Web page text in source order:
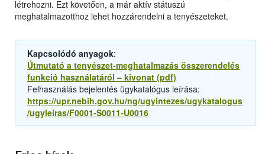
létrehozni. Ezt követően, a már aktív státuszú
meghatalmazotthoz lehet hozzárendelni a tenyészeteket.
Kapcsolódó anyagok:
Útmutató a tenyészet-meghatalmazás összerendelés
funkció használatáról – kivonat (pdf)
Felhasználás bejelentés ügykatalógus leírása:
https://upr.nebih.gov.hu/ng/ugyintezes/ugykatalogus
/ugyleiras/F0001-S0011-U0016